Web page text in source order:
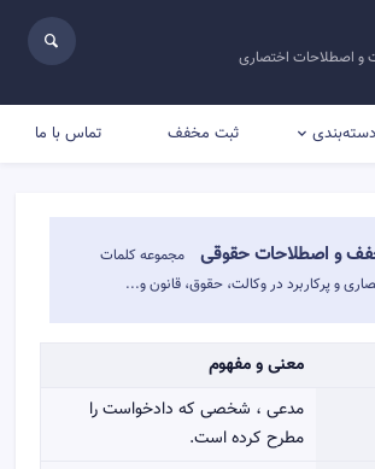
و اصطلاحات اختصاری
دسته‌بندی ثبت مخفف تماس با ما
و اصطلاحات حقوقی
مجموعه کلمات
و پرکاربرد در وکالت، حقوق، قانون و...
معنی و مفهوم
مدعی ، شخصی که دادخواست را
مطرح کرده است.